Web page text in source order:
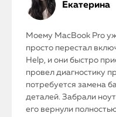
Екатерина
Моему MacBook Pro
просто перестал
Help, и они быстро
провел диагностику
потребуется замена
деталей. Забрали
его вернули